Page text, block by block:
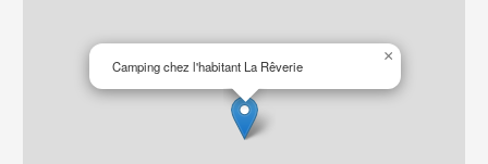
un nettoyage rafraîchissant.
Barbecue et table de pique-nique : pour de
délicieuses pâtisseries et repas.
Bloc sanitaire : Accès aux services essentiels.
Eau Potable : Disponible au camping.
Camping chez l'habitant La Rêverie
×